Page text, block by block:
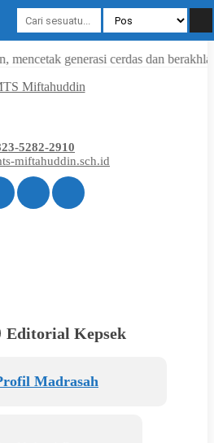
generasi cerdas dan berakhlak
5282-2910
miftahuddin.sch.id
Editorial Kepsek
Madrasah